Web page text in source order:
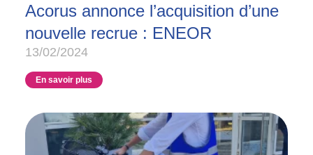
Acorus annonce l’acquisition d’une
nouvelle recrue : ENEOR
13/02/2024
En savoir plus